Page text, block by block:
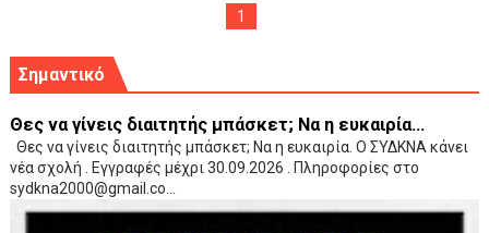
1
Σημαντικό
Θες να γίνεις διαιτητής μπάσκετ; Να η ευκαιρία...
Θες να γίνεις διαιτητής μπάσκετ; Να η ευκαιρία. Ο ΣΥΔΚΝΑ κάνει
νέα σχολή . Εγγραφές μέχρι 30.09.2026 . Πληροφορίες στο
sydkna2000@gmail.co...